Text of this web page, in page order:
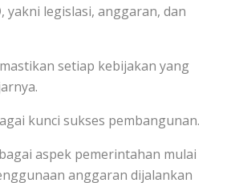
legislasi, anggaran, dan
setiap kebijakan yang
kunci sukses pembangunan.
aspek pemerintahan mulai
anggaran dijalankan